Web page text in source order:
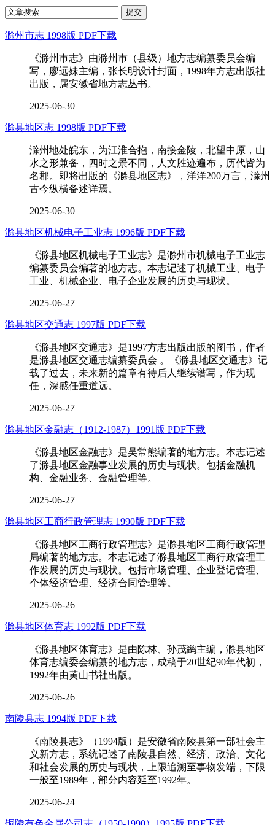
滁州市志 1998版 PDF下载
《滁州市志》由滁州市（县级）地方志编纂委员会编
写，廖远妹主编，张长明设计封面，1998年方志出版社
出版，属安徽省地方志丛书。
2025-06-30
滁县地区志 1998版 PDF下载
滁州地处皖东，为江淮合抱，南接金陵，北望中原，山
水之形兼备，四时之景不同，人文胜迹遍布，历代皆为
名郡。即将出版的《滁县地区志》，洋洋200万言，滁州
古今纵横备述详焉。
2025-06-30
滁县地区机械电子工业志 1996版 PDF下载
《滁县地区机械电子工业志》是滁州市机械电子工业志
编纂委员会编著的地方志。本志记述了机械工业、电子
工业、机械企业、电子企业发展的历史与现状。
2025-06-27
滁县地区交通志 1997版 PDF下载
《滁县地区交通志》是1997方志出版出版的图书，作者
是滁县地区交通志编纂委员会 。《滁县地区交通志》记
载了过去，未来新的篇章有待后人继续谱写，作为现
任，深感任重道远。
2025-06-27
滁县地区金融志（1912-1987）1991版 PDF下载
《滁县地区金融志》是吴常熊编著的地方志。本志记述
了滁县地区金融事业发展的历史与现状。包括金融机
构、金融业务、金融管理等。
2025-06-27
滁县地区工商行政管理志 1990版 PDF下载
《滁县地区工商行政管理志》是滁县地区工商行政管理
局编著的地方志。本志记述了滁县地区工商行政管理工
作发展的历史与现状。包括市场管理、企业登记管理、
个体经济管理、经济合同管理等。
2025-06-26
滁县地区体育志 1992版 PDF下载
《滁县地区体育志》是由陈林、孙茂鹢主编，滁县地区
体育志编委会编纂的地方志，成稿于20世纪90年代初，
1992年由黄山书社出版。
2025-06-26
南陵县志 1994版 PDF下载
《南陵县志》（1994版）是安徽省南陵县第一部社会主
义新方志，系统记述了南陵县自然、经济、政治、文化
和社会发展的历史与现状，上限追溯至事物发端，下限
一般至1989年，部分内容延至1992年。
2025-06-24